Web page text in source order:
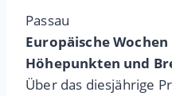
Passau
Europäische
Höhepunkten und
Über das diesjährige